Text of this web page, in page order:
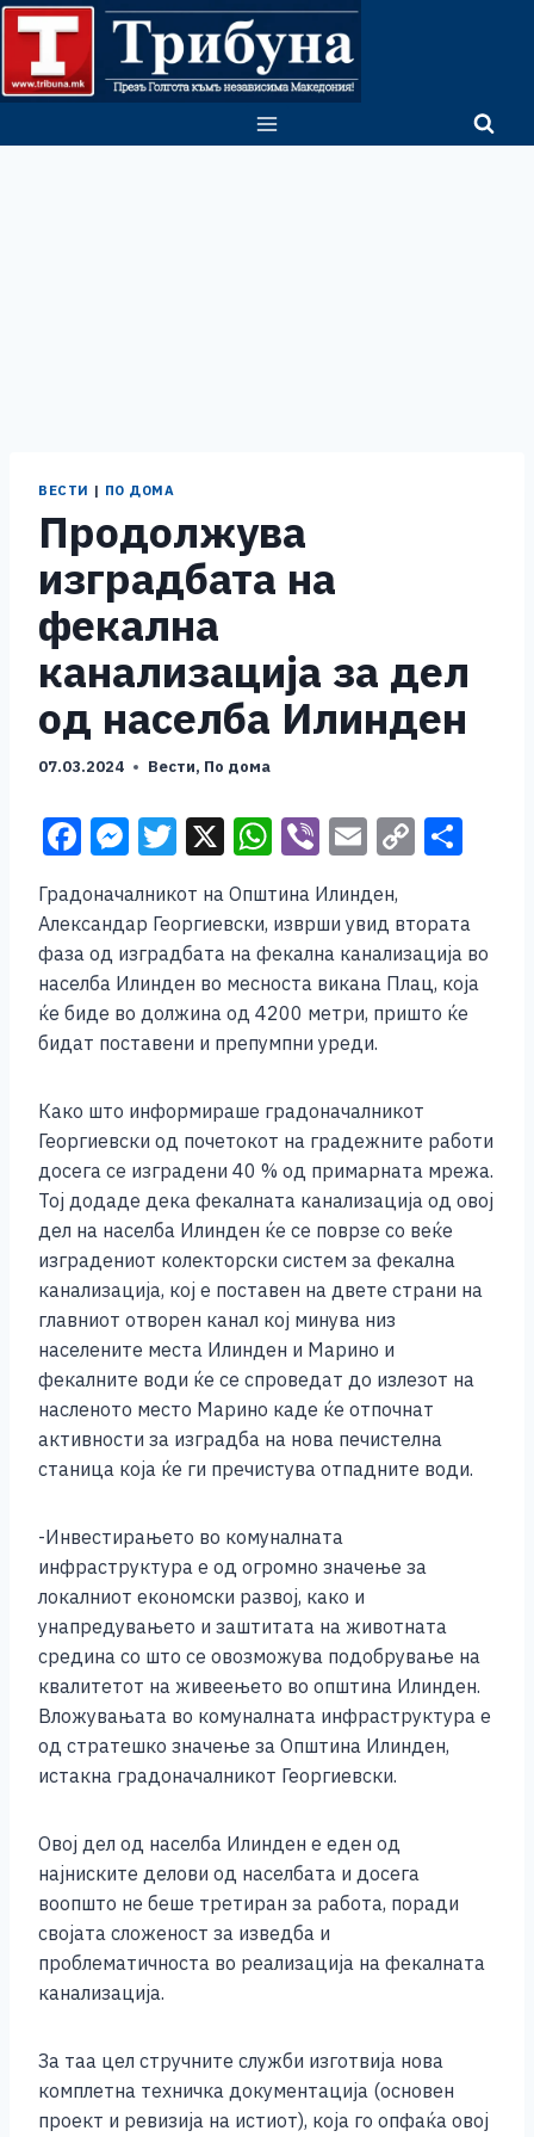
Skip
content
ВЕСТИ | ПО ДОМА
Продолжува
изградбата на
фекална
канализација за дел
од населба Илинден
07.03.2024 Вести, По дома
F
c
e
b
o
o
k
M
ss
e
n
g
er
T
tt
er
X W
at
s
A
p
p
Vi
b
er
E
ai
l
C
p
y
Li
n
ar
e
Градоначалникот на Општина Илинден,
Александар Георгиевски, изврши увид втората
фаза од изградбата на фекална канализација во
населба Илинден во месноста викана Плац, која
ќе биде во должина од 4200 метри, пришто ќе
бидат поставени и препумпни уреди.
Како што информираше градоначалникот
Георгиевски од почетокот на градежните работи
досега се изградени 40 % од примарната мрежа.
Тој додаде дека фекалната канализација од овој
дел на населба Илинден ќе се поврзе со веќе
изградениот колекторски систем за фекална
канализација, кој е поставен на двете страни на
главниот отворен канал кој минува низ
населените места Илинден и Марино и
фекалните води ќе се спроведат до излезот на
насленото место Марино каде ќе отпочнат
активности за изградба на нова печистелна
станица која ќе ги пречистува отпадните води.
-Инвестирањето во комуналната
инфраструктура е од огромно значење за
локалниот економски развој, како и
унапредувањето и заштитата на животната
средина со што се овозможува подобрување на
квалитетот на живеењето во општина Илинден.
Вложувањата во комуналната инфраструктура е
од стратешко значење за Општина Илинден,
истакна градоначалникот Георгиевски.
Овој дел од населба Илинден е еден од
најниските делови од населбата и досега
воопшто не беше третиран за работа, поради
својата сложеност за изведба и
проблематичноста во реализација на фекалната
канализација.
За таа цел стручните служби изготвија нова
комплетна техничка документација (основен
проект и ревизија на истиот), која го опфаќа овој